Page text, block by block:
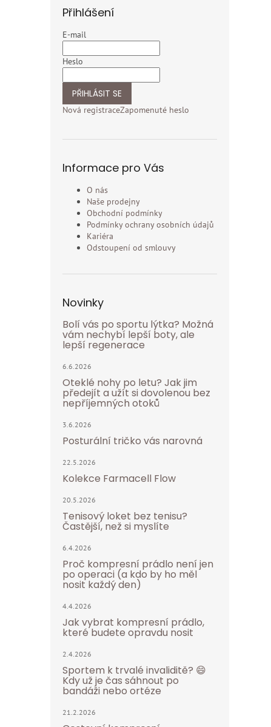
Přihlášení
E-mail
Heslo
PŘIHLÁSIT SE
Nová registraceZapomenuté heslo
Informace pro Vás
O nás
Naše prodejny
Obchodní podmínky
Podmínky ochrany osobních údajů
Kariéra
Odstoupení od smlouvy
Novinky
Bolí vás po sportu lýtka? Možná
vám nechybí lepší boty, ale
lepší regenerace
6.6.2026
Oteklé nohy po letu? Jak jim
předejít a užít si dovolenou bez
nepříjemných otoků
3.6.2026
Posturální tričko vás narovná
22.5.2026
Kolekce Farmacell Flow
20.5.2026
Tenisový loket bez tenisu?
Častější, než si myslíte
6.4.2026
Proč kompresní prádlo není jen
po operaci (a kdo by ho měl
nosit každý den)
4.4.2026
Jak vybrat kompresní prádlo,
které budete opravdu nosit
2.4.2026
Sportem k trvalé invaliditě? 😄
Kdy už je čas sáhnout po
bandáži nebo ortéze
21.2.2026